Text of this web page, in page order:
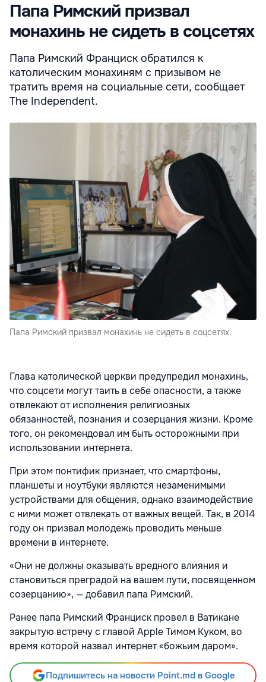
Папа Римский призвал
монахинь не сидеть в соцсетях
Папа Римский Франциск обратился к
католическим монахиням с призывом не
тратить время на социальные сети, сообщает
The Independent.
Папа Римский призвал монахинь не сидеть в соцсетях.
Глава католической церкви предупредил монахинь,
что соцсети могут таить в себе опасности, а также
отвлекают от исполнения религиозных
обязанностей, познания и созерцания жизни. Кроме
того, он рекомендовал им быть осторожными при
использовании интернета.
При этом понтифик признает, что смартфоны,
планшеты и ноутбуки являются незаменимыми
устройствами для общения, однако взаимодействие
с ними может отвлекать от важных вещей. Так, в 2014
году он призвал молодежь проводить меньше
времени в интернете.
«Они не должны оказывать вредного влияния и
становиться преградой на вашем пути, посвященном
созерцанию», — добавил папа Римский.
Ранее папа Римский Франциск провел в Ватикане
закрытую встречу с главой Apple Тимом Куком, во
время которой назвал интернет «божьим даром».
Подпишитесь на новости Point.md в Google